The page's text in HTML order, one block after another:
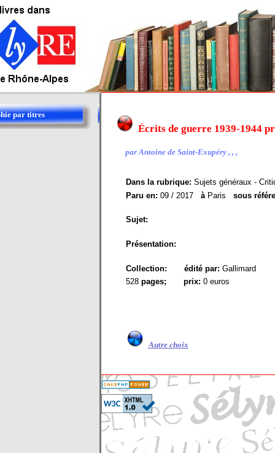
par titres
Écrits de guerre 1939-1944
par Antoine de Saint-Exupéry , , ,
Dans la rubrique: Sujets généraux -
Paru en: 09 / 2017 à Paris sous
Sujet:
Présentation:
Collection: édité par: Gallimard
528 pages; prix: 0 euros
Autre choix